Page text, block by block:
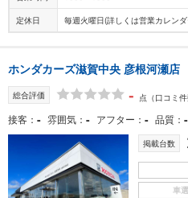
定休日 毎週火曜日(詳しくは営業カレン
ホンダカーズ滋賀中央 彦根河瀬店
総合評価 - 点 （口コミ
接客 - 雰囲気 - アフター - 品質 -
掲載台数
車